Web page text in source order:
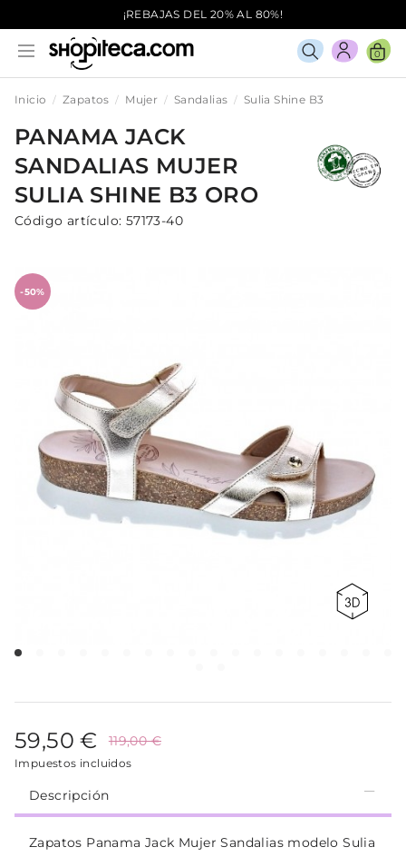
¡REBAJAS DEL 20% AL 80%!
0
Inicio Zapatos Mujer Sandalias Sulia Shine B3
PANAMA JACK
SANDALIAS MUJER
SULIA SHINE B3 ORO
Código artículo: 57173-40
-50%
59,50 € 119,00 €
Impuestos incluidos
Descripción
Zapatos Panama Jack Mujer Sandalias modelo Sulia